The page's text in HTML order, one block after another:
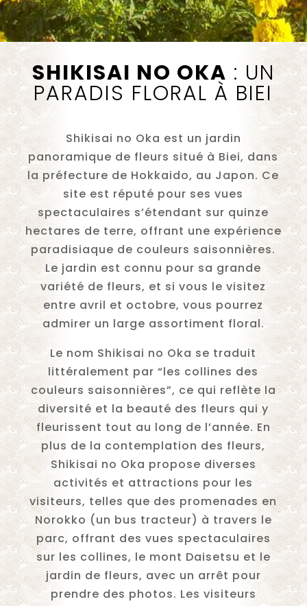
SHIKISAI NO OKA : UN
PARADIS FLORAL À BIEI
Shikisai no Oka est un jardin
panoramique de fleurs situé à Biei, dans
la préfecture de Hokkaido, au Japon. Ce
site est réputé pour ses vues
spectaculaires s’étendant sur quinze
hectares de terre, offrant une expérience
paradisiaque de couleurs saisonnières.
Le jardin est connu pour sa grande
variété de fleurs, et si vous le visitez
entre avril et octobre, vous pourrez
admirer un large assortiment floral.
Le nom Shikisai no Oka se traduit
littéralement par “les collines des
couleurs saisonnières”, ce qui reflète la
diversité et la beauté des fleurs qui y
fleurissent tout au long de l’année. En
plus de la contemplation des fleurs,
Shikisai no Oka propose diverses
activités et attractions pour les
visiteurs, telles que des promenades en
Norokko (un bus tracteur) à travers le
parc, offrant des vues spectaculaires
sur les collines, le mont Daisetsu et le
jardin de fleurs, avec un arrêt pour
prendre des photos. Les visiteurs